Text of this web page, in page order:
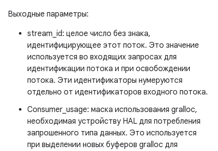
Выходные параметры:
stream_id: целое число без знака,
идентифицирующее этот поток. Это значение
используется во входящих запросах для
идентификации потока и при освобождении
потока. Эти идентификаторы нумеруются
отдельно от идентификаторов входного потока.
Consumer_usage: маска использования gralloc,
необходимая устройству HAL для потребления
запрошенного типа данных. Это используется
при выделении новых буферов gralloc для